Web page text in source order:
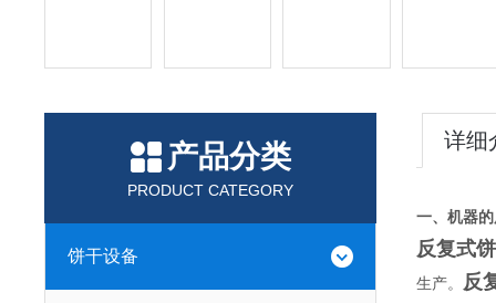
产品分类
PRODUCT CATEGORY
饼干设备
详细
一、机器
反复式
生产。 反